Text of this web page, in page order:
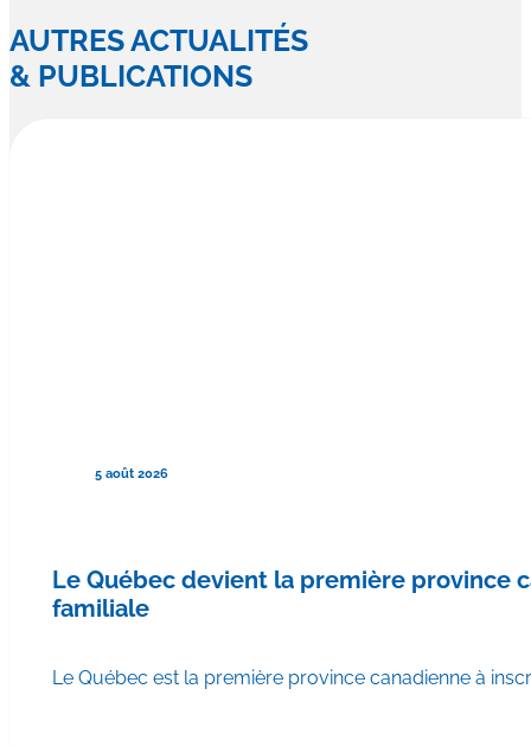
AUTRES ACTUALITÉS
& PUBLICATIONS
5 août 2026
Le Québec devient la première province
familiale
Le Québec est la première province canadienne à